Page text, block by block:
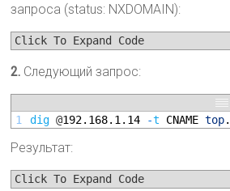
запроса (status: NXDOMAIN):
Click To Expand Code
2. Следующий запрос:
1
dig @192.168.1.14 -t CNAME top
Результат:
Click To Expand Code